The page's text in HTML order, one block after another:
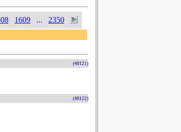
1609 ... 2350
(48121)
(48122)